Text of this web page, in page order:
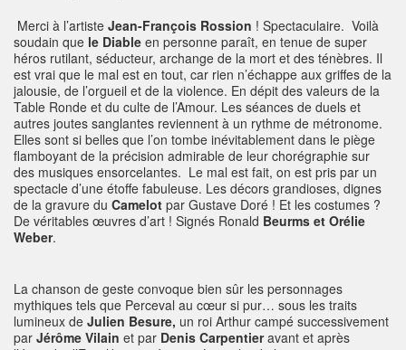
Merci à l’artiste Jean-François Rossion ! Spectaculaire. Voilà
soudain que le Diable en personne paraît, en tenue de super
héros rutilant, séducteur, archange de la mort et des ténèbres. Il
est vrai que le mal est en tout, car rien n’échappe aux griffes de la
jalousie, de l’orgueil et de la violence. En dépit des valeurs de la
Table Ronde et du culte de l’Amour. Les séances de duels et
autres joutes sanglantes reviennent à un rythme de métronome.
Elles sont si belles que l’on tombe inévitablement dans le piège
flamboyant de la précision admirable de leur chorégraphie sur
des musiques ensorcelantes. Le mal est fait, on est pris par un
spectacle d’une étoffe fabuleuse. Les décors grandioses, dignes
de la gravure du Camelot par Gustave Doré ! Et les costumes ?
De véritables œuvres d’art ! Signés Ronald Beurms et Orélie
Weber.
La chanson de geste convoque bien sûr les personnages
mythiques tels que Perceval au cœur si pur… sous les traits
lumineux de Julien Besure, un roi Arthur campé successivement
par Jérôme Vilain et par Denis Carpentier avant et après